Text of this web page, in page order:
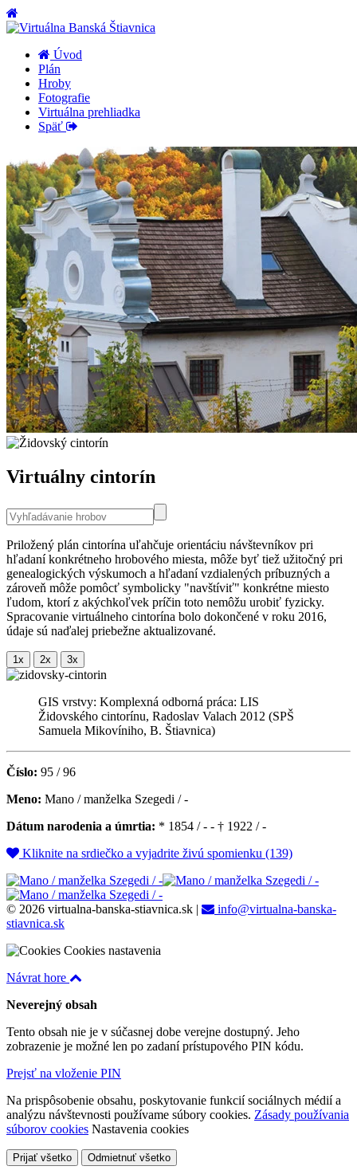
Úvod
Plán
Hroby
Fotografie
Virtuálna prehliadka
Späť
Virtuálny cintorín
Priložený plán cintorína uľahčuje orientáciu návštevníkov pri
hľadaní konkrétneho hrobového miesta, môže byť tiež užitočný pri
genealogických výskumoch a hľadaní vzdialených príbuzných a
zároveň môže pomôcť symbolicky "navštíviť" konkrétne miesto
ľudom, ktorí z akýchkoľvek príčin toto nemôžu urobiť fyzicky.
Spracovanie virtuálneho cintorína bolo dokončené v roku 2016,
údaje sú naďalej priebežne aktualizované.
GIS vrstvy: Komplexná odborná práca: LIS
Židovského cintorínu, Radoslav Valach 2012 (SPŠ
Samuela Mikovíniho, B. Štiavnica)
Číslo: 95 / 96
Meno: Mano / manželka Szegedi / -
Dátum narodenia a úmrtia: * 1854 / - - † 1922 / -
Kliknite na srdiečko a vyjadrite živú spomienku (139)
© 2026 virtualna-banska-stiavnica.sk |
info@virtualna-banska-
stiavnica.sk
Cookies nastavenia
Návrat hore
Neverejný obsah
Tento obsah nie je v súčasnej dobe verejne dostupný. Jeho
zobrazenie je možné len po zadaní prístupového PIN kódu.
Prejsť na vloženie PIN
Na prispôsobenie obsahu, poskytovanie funkcií sociálnych médií a
analýzu návštevnosti používame súbory cookies. Zásady používania
súborov cookies Nastavenia cookies
Prijať všetko Odmietnuť všetko